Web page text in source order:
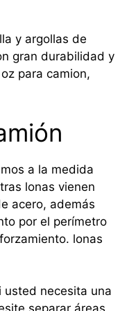
y argollas de
gran durabilidad y
para camion,
a la medida
lonas vienen
acero, además
por el perímetro
lonas
usted necesita una